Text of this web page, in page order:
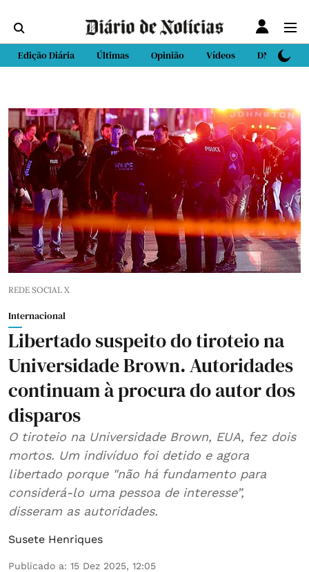
Edição Diária Últimas Opinião Vídeos DN Sport
REDE SOCIAL X
Internacional
Libertado suspeito do tiroteio na
Universidade Brown. Autoridades
continuam à procura do autor dos
disparos
O tiroteio na Universidade Brown, EUA, fez dois
mortos. Um indivíduo foi detido e agora
libertado porque "não há fundamento para
considerá-lo uma pessoa de interesse”,
disseram as autoridades.
Susete Henriques
Publicado a: 15 Dez 2025, 12:05